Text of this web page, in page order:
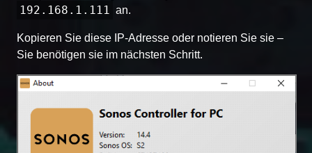
192.168.1.111 an.
Kopieren Sie diese IP-Adresse oder notieren Sie sie –
Sie benötigen sie im nächsten Schritt.